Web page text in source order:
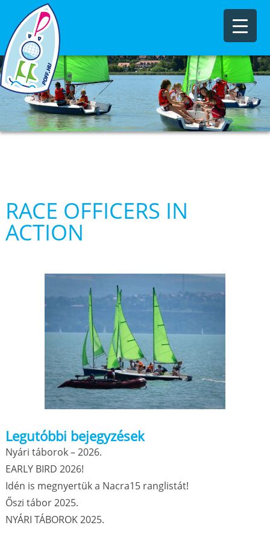
RACE OFFICERS IN
ACTION
Legutóbbi bejegyzések
Nyári táborok – 2026.
EARLY BIRD 2026!
Idén is megnyertük a Nacra15 ranglistát!
Őszi tábor 2025.
NYÁRI TÁBOROK 2025.